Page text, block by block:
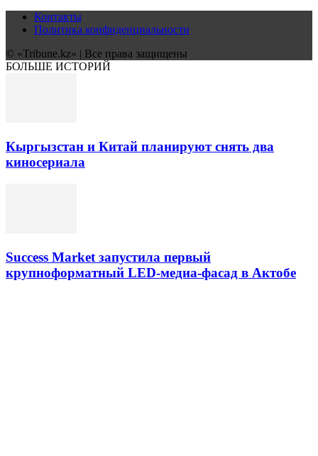
Контакты
Политика конфиденциальности
© «Tribune.kz» | Все права защищены
БОЛЬШЕ ИСТОРИЙ
Кыргызстан и Китай планируют снять два
киносериала
Success Market запустила первый
крупноформатный LED-медиа-фасад в Актобе